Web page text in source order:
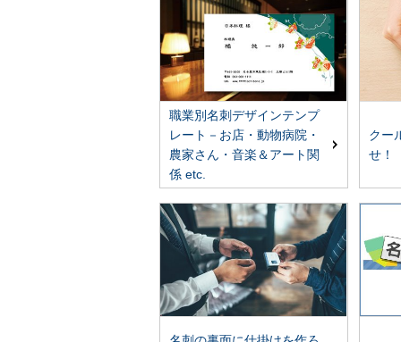
職業別名刺デザインテンプ
レート－お店・動物病院・
農家さん・音楽＆アート関
係 etc.
クー
せ！